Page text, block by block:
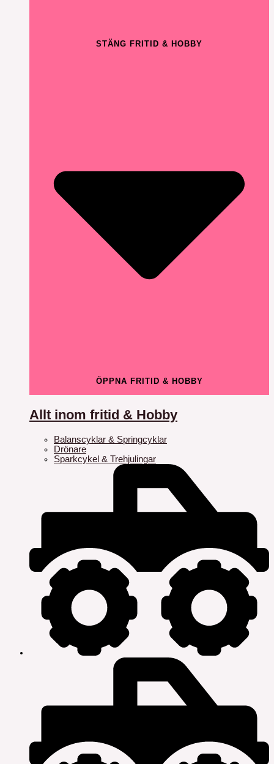
STÄNG FRITID & HOBBY
ÖPPNA FRITID & HOBBY
Allt inom fritid & Hobby
Balanscyklar & Springcyklar
Drönare
Sparkcykel & Trehjulingar